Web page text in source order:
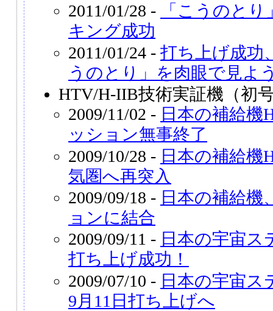
2011/01/28 -
「こうのと
キング成功
2011/01/24 - 打ち上げ成功
うのとり」を肉眼で見よ
HTV/H-IIB技術実証機（初
2009/11/02 - 日本の補給機
ッション無事終了
2009/10/28 - 日本の補給機
気圏へ再突入
2009/09/18 - 日本の補給機
ョンに結合
2009/09/11 - 日本の宇宙ス
打ち上げ成功！
2009/07/10 - 日本の宇宙ス
9月11日打ち上げへ